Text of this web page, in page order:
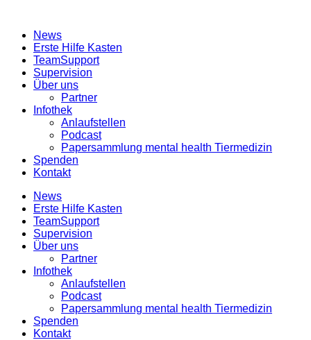
News
Erste Hilfe Kasten
TeamSupport
Supervision
Über uns
Partner
Infothek
Anlaufstellen
Podcast
Papersammlung mental health Tiermedizin
Spenden
Kontakt
News
Erste Hilfe Kasten
TeamSupport
Supervision
Über uns
Partner
Infothek
Anlaufstellen
Podcast
Papersammlung mental health Tiermedizin
Spenden
Kontakt